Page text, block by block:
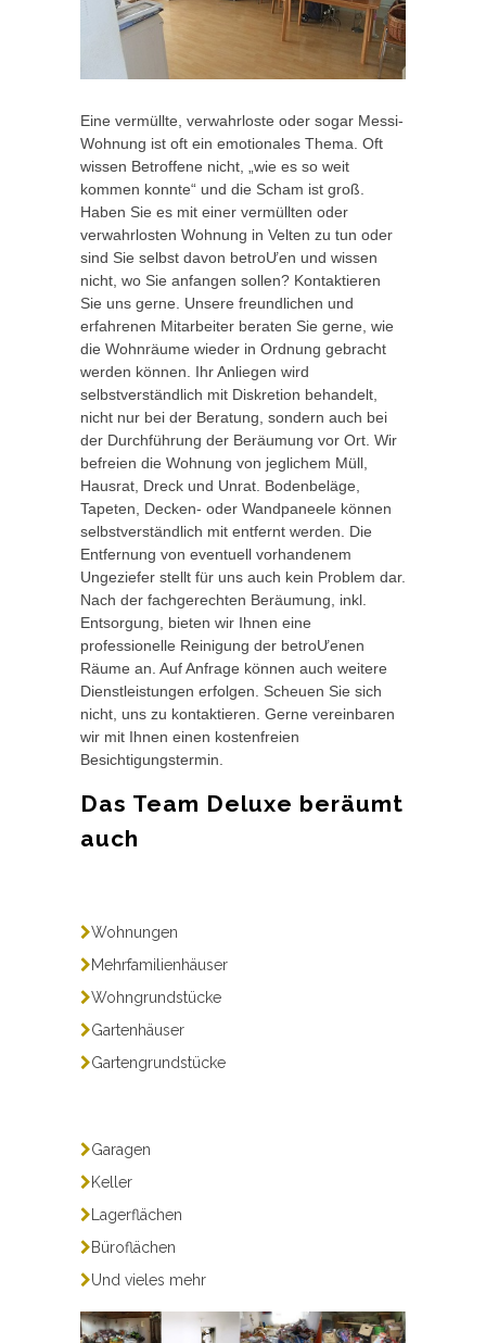
Eine vermüllte, verwahrloste oder sogar Messi-
Wohnung ist oft ein emotionales Thema. Oft
wissen Betroffene nicht, „wie es so weit
kommen konnte“ und die Scham ist groß.
Haben Sie es mit einer vermüllten oder
verwahrlosten Wohnung in Velten zu tun oder
sind Sie selbst davon betroƯen und wissen
nicht, wo Sie anfangen sollen? Kontaktieren
Sie uns gerne. Unsere freundlichen und
erfahrenen Mitarbeiter beraten Sie gerne, wie
die Wohnräume wieder in Ordnung gebracht
werden können. Ihr Anliegen wird
selbstverständlich mit Diskretion behandelt,
nicht nur bei der Beratung, sondern auch bei
der Durchführung der Beräumung vor Ort. Wir
befreien die Wohnung von jeglichem Müll,
Hausrat, Dreck und Unrat. Bodenbeläge,
Tapeten, Decken- oder Wandpaneele können
selbstverständlich mit entfernt werden. Die
Entfernung von eventuell vorhandenem
Ungeziefer stellt für uns auch kein Problem dar.
Nach der fachgerechten Beräumung, inkl.
Entsorgung, bieten wir Ihnen eine
professionelle Reinigung der betroƯenen
Räume an. Auf Anfrage können auch weitere
Dienstleistungen erfolgen. Scheuen Sie sich
nicht, uns zu kontaktieren. Gerne vereinbaren
wir mit Ihnen einen kostenfreien
Besichtigungstermin.
Das Team Deluxe beräumt
auch
Wohnungen
Mehrfamilienhäuser
Wohngrundstücke
Gartenhäuser
Gartengrundstücke
Garagen
Keller
Lagerflächen
Büroflächen
Und vieles mehr